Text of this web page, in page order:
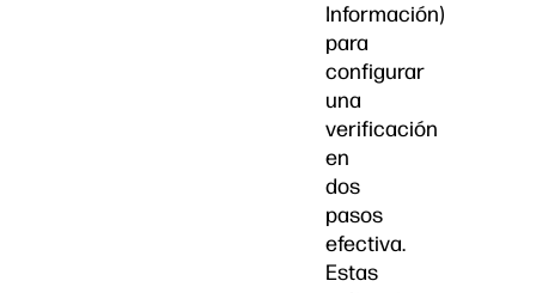
Información)
para
configurar
una
verificación
en
dos
pasos
efectiva.
Estas